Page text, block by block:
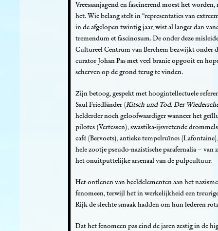
Vreesaanjagend en fascinerend moest het
het. Wie belang stelt in “representaties van
in de afgelopen twintig jaar, wist al langer dan
tremendum et fascinosum. De onder deze
Cultureel Centrum van Berchem bezwijkt onder
curator Johan Pas met veel branie opgooit en
scherven op de grond terug te vinden.
Zijn betoog, gespekt met hoogintellectuele
Saul Friedländer (Kitsch und Tod. Der
helderder noch geloofwaardiger wanneer het
pilotes (Vertessen), swastika-ijsvretende
café (Bervoets), antieke tempelruïnes
hele zootje pseudo-nazistische parafernalia –
het onuitputtelijke arsenaal van de pulpcultuur.
Het ontlenen van beeldelementen aan het
fenomeen, terwijl het in werkelijkheid een
Rijk de slechte smaak hadden om hun lederen
Dat het fenomeen pas eind de jaren zestig in de